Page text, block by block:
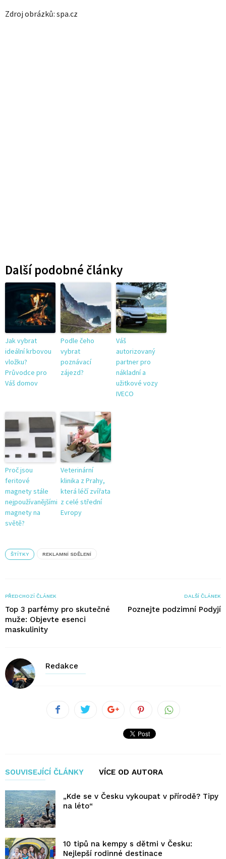
Zdroj obrázků: spa.cz
Další podobné články
Jak vybrat
ideální krbovou
vložku?
Průvodce pro
Váš domov
Podle čeho
vybrat
poznávací
zájezd?
Váš
autorizovaný
partner pro
nákladní a
užitkové vozy
IVECO
Proč jsou
feritové
magnety stále
nejpoužívanějšími
magnety na
světě?
Veterinární
klinika z Prahy,
která léčí zvířata
z celé střední
Evropy
ŠTÍTKY REKLAMNÍ SDĚLENÍ
PŘEDCHOZÍ ČLÁNEK
Top 3 parfémy pro skutečné
muže: Objevte esenci
maskulinity
DALŠÍ ČLÁNEK
Poznejte podzimní Podyjí
Redakce
SOUVISEJÍCÍ ČLÁNKY VÍCE OD AUTORA
„Kde se v Česku vykoupat v přírodě? Tipy
na léto“
10 tipů na kempy s dětmi v Česku:
Nejlepší rodinné destinace